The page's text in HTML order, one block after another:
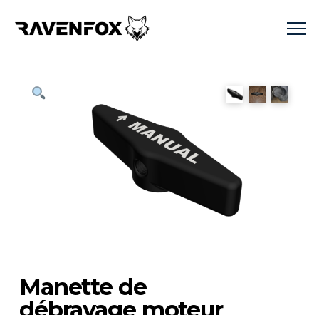
Manette de
débrayage moteur